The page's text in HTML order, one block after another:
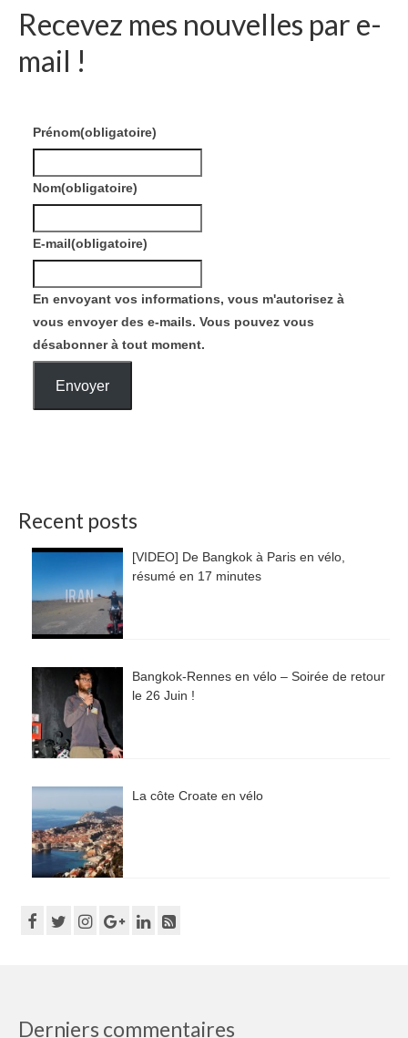
Recevez mes nouvelles par e-
mail !
Prénom(obligatoire)
Nom(obligatoire)
E-mail(obligatoire)
En envoyant vos informations, vous m'autorisez à
vous envoyer des e-mails. Vous pouvez vous
désabonner à tout moment.
Envoyer
Recent posts
[VIDEO] De Bangkok à Paris en vélo,
résumé en 17 minutes
Bangkok-Rennes en vélo – Soirée de retour
le 26 Juin !
La côte Croate en vélo
Derniers commentaires